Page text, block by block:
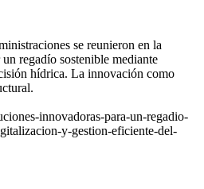
se reunieron en la
regadío sostenible mediante
hídrica. La innovación como
innovadoras-para-un-regadio-
y-gestion-eficiente-del-